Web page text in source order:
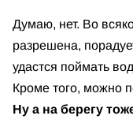
Думаю, нет. Во
разрешена,
удастся поймать
Кроме того, можно
Ну а на берегу